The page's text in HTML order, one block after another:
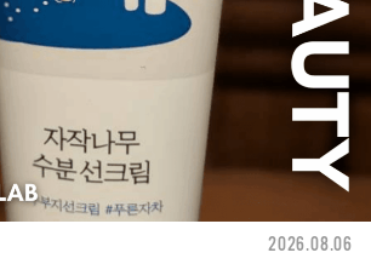
2026.08.06